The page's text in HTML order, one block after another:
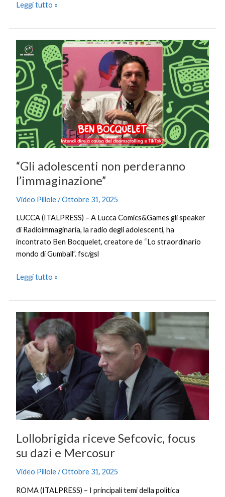
Leggi tutto »
“Gli adolescenti non perderanno
l’immaginazione”
Video Pillole/Ottobre 31, 2025
LUCCA (ITALPRESS) – A Lucca Comics&Games gli speaker
di Radioimmaginaria, la radio degli adolescenti, ha
incontrato Ben Bocquelet, creatore de “Lo straordinario
mondo di Gumball”. fsc/gsl
“Gli
adolescenti
non
perderanno
l’immaginazione”
Leggi tutto »
Lollobrigida riceve Sefcovic, focus
su dazi e Mercosur
Video Pillole/Ottobre 31, 2025
ROMA (ITALPRESS) – I principali temi della politica
Lollobrigida
riceve
Sefcovic,
focus
su
dazi
e
Mercosur